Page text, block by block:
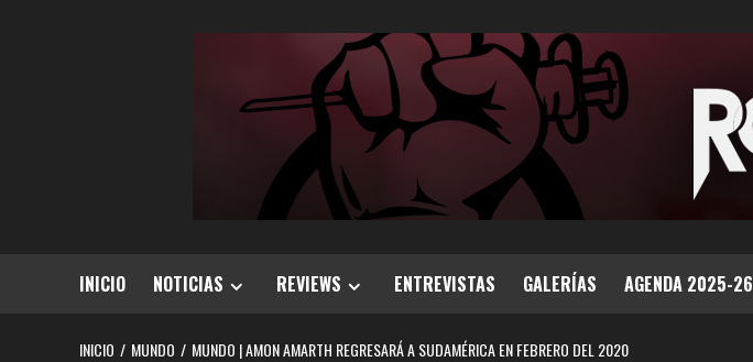
INICIO NOTICIAS REVIEWS ENTREVISTAS GALERÍAS AGENDA 2025-26
INICIO MUNDO MUNDO | AMON AMARTH REGRESARÁ A SUDAMÉRICA EN FEBRERO DEL 2020